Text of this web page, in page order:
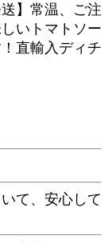
】常温、ご注
いトマトソー
直輸入ディチ
て、安心して